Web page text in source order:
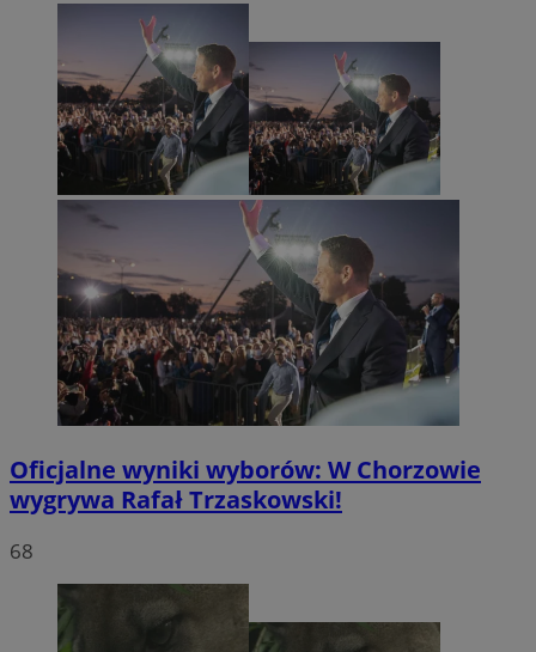
Oficjalne wyniki wyborów: W Chorzowie
wygrywa Rafał Trzaskowski!
68